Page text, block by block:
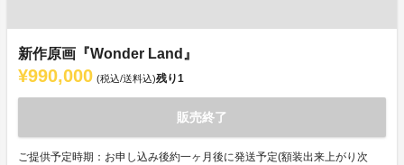
新作原画『Wonder Land』
¥990,000 (税込/送料込)残り1
販売終了
ご提供予定時期：お申し込み後約一ヶ月後に発送予定(額装出来上がり次